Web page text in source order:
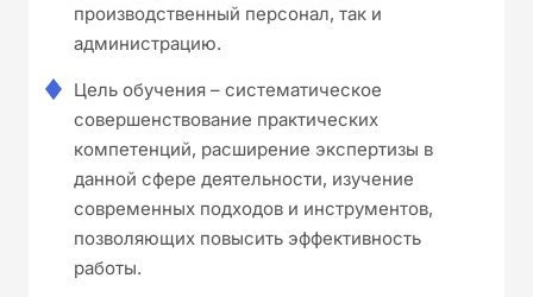
производственный персонал, так и
администрацию.
Цель обучения – систематическое
совершенствование практических
компетенций, расширение экспертизы в
данной сфере деятельности, изучение
современных подходов и инструментов,
позволяющих повысить эффективность
работы.